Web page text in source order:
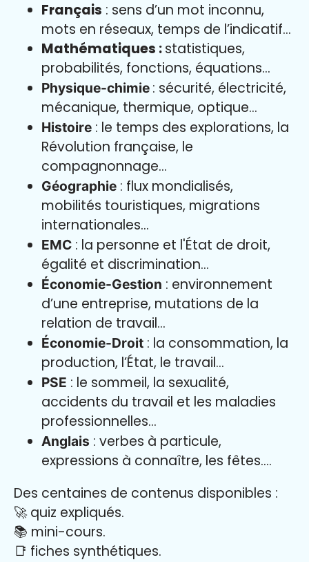
Français : sens d’un mot inconnu,
mots en réseaux, temps de l’indicatif…
Mathématiques :statistiques,
probabilités, fonctions, équations…
Physique-chimie : sécurité, électricité,
mécanique, thermique, optique…
Histoire : le temps des explorations, la
Révolution française, le
compagnonnage…
Géographie : flux mondialisés,
mobilités touristiques, migrations
internationales…
EMC : la personne et l'État de droit,
égalité et discrimination…
Économie-Gestion : environnement
d’une entreprise, mutations de la
relation de travail…
Économie-Droit : la consommation, la
production, l’État, le travail…
PSE : le sommeil, la sexualité,
accidents du travail et les maladies
professionnelles…
Anglais : verbes à particule,
expressions à connaître, les fêtes….
Des centaines de contenus disponibles :
🚀 quiz expliqués.
📚 mini-cours.
📑 fiches synthétiques.